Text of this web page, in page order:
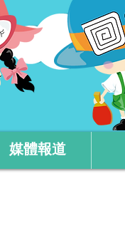
媒體報道